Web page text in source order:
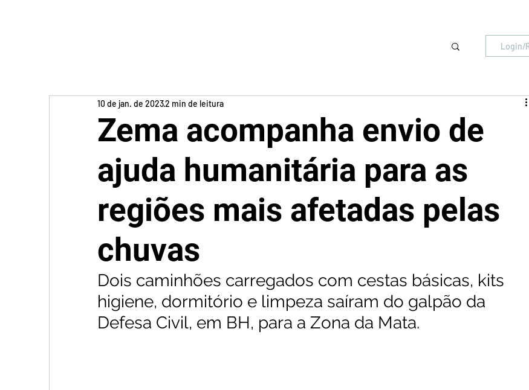
Login/
Zema acompanha envio de
ajuda humanitária para as
regiões mais afetadas pelas
chuvas
10 de jan. de 20232 min de leitura
Dois caminhões carregados com cestas básicas, kits
higiene, dormitório e limpeza saíram do galpão da
Defesa Civil, em BH, para a Zona da Mata.